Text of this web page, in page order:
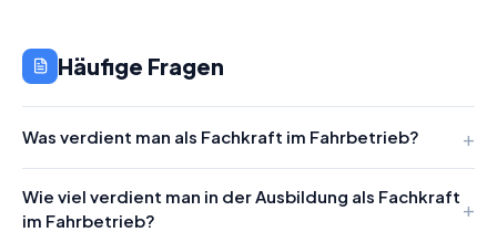
Häufige Fragen
Was verdient man als Fachkraft im Fahrbetrieb?
Wie viel verdient man in der Ausbildung als Fachkraft
im Fahrbetrieb?